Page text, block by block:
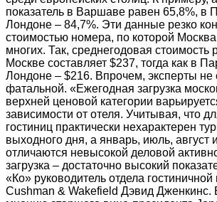
показатель в Варшаве равен 65,8%, в
Лондоне – 84,7%. Эти данные резко
стоимостью номера, по которой
многих. Так, среднегодовая стоимость
Москве составляет $237, тогда как в
Лондоне – $216. Впрочем, эксперты не
фатальной. «Ежегодная загрузка
верхней ценовой категории
зависимости от отеля. Учитывая, что
гостиниц практически нехарактерен
выходного дня, а январь, июль, август
отличаются невысокой деловой
загрузка – достаточно высокий
«Ко» руководитель отдела
Cushman & Wakefield Дэвид Дженкинс.